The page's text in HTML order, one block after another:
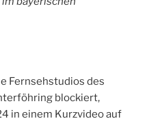
Fernsehstudios des
blockiert,
in einem Kurzvideo auf